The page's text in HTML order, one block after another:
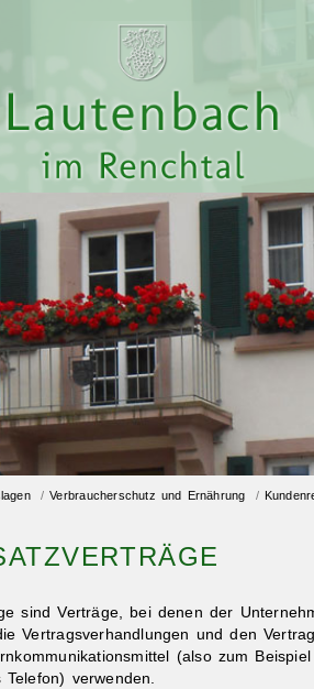
/Verbraucherschutz und Ernährung /
sind Verträge, bei denen der
Vertragsverhandlungen und den
(also zum
Telefon) verwenden.